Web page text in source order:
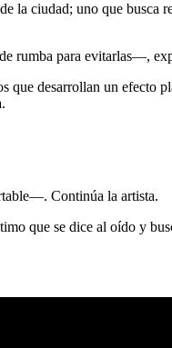
la ciudad; uno que busca
rumba para evitarlas―,
desarrollan un efecto
Continúa la artista.
que se dice al oído y